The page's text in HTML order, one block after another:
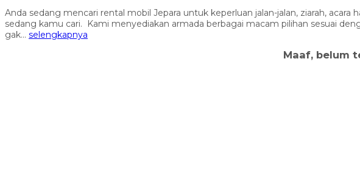
Anda sedang mencari rental mobil Jepara untuk keperluan jalan-jalan, ziarah,
sedang kamu cari. Kami menyediakan armada berbagai macam pilihan sesuai
gak... selengkapnya
Maaf, belum